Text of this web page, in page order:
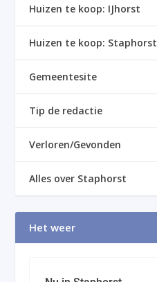
Huizen te koop: IJhorst
Huizen te koop: Staphorst
Gemeentesite
Tip de redactie
Verloren/Gevonden
Alles over Staphorst
Het weer